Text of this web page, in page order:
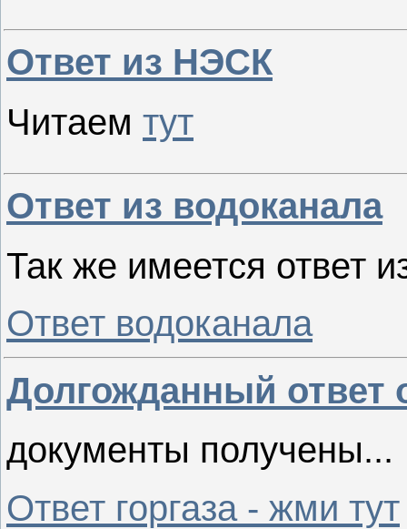
Ответ из НЭСК
Читаем тут
Ответ из водоканала
Так же имеется
Ответ водоканала
Долгожданный ответ
документы получены...
Ответ горгаза - жми тут